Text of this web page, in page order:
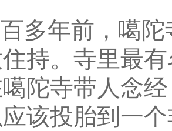
多年前，噶
持。寺里最
陀寺带人念
该投胎到一